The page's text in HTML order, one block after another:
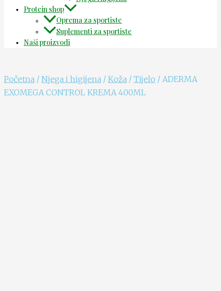
Protein shop
Oprema za sportiste
Suplementi za sportiste
Naši proizvodi
Početna / Njega i higijena / Koža / Tijelo / ADERMA
EXOMEGA CONTROL KREMA 400ML